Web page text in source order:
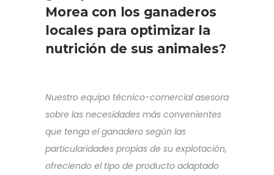
Morea con los ganaderos
locales para optimizar la
nutrición de sus animales?
Nuestro equipo técnico-comercial asesora
sobre las necesidades más convenientes
que tenga el ganadero según las
particularidades propias de su explotación,
ofreciendo el tipo de producto adaptado